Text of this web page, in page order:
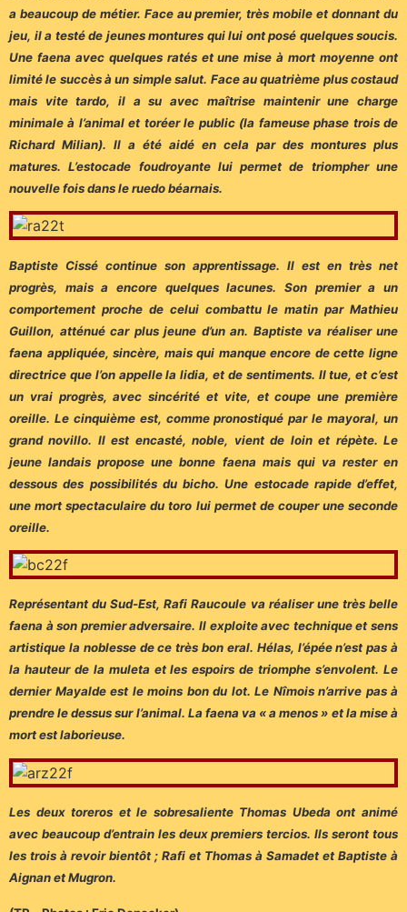
a beaucoup de métier. Face au premier, très mobile et donnant du
jeu, il a testé de jeunes montures qui lui ont posé quelques soucis.
Une faena avec quelques ratés et une mise à mort moyenne ont
limité le succès à un simple salut. Face au quatrième plus costaud
mais vite tardo, il a su avec maîtrise maintenir une charge
minimale à l’animal et toréer le public (la fameuse phase trois de
Richard Milian). Il a été aidé en cela par des montures plus
matures. L’estocade foudroyante lui permet de triompher une
nouvelle fois dans le ruedo béarnais.
Baptiste Cissé continue son apprentissage. Il est en très net
progrès, mais a encore quelques lacunes. Son premier a un
comportement proche de celui combattu le matin par Mathieu
Guillon, atténué car plus jeune d’un an. Baptiste va réaliser une
faena appliquée, sincère, mais qui manque encore de cette ligne
directrice que l’on appelle la lidia, et de sentiments. Il tue, et c’est
un vrai progrès, avec sincérité et vite, et coupe une première
oreille. Le cinquième est, comme pronostiqué par le mayoral, un
grand novillo. Il est encasté, noble, vient de loin et répète. Le
jeune landais propose une bonne faena mais qui va rester en
dessous des possibilités du bicho. Une estocade rapide d’effet,
une mort spectaculaire du toro lui permet de couper une seconde
oreille.
Représentant du Sud-Est, Rafi Raucoule va réaliser une très belle
faena à son premier adversaire. Il exploite avec technique et sens
artistique la noblesse de ce très bon eral. Hélas, l’épée n’est pas à
la hauteur de la muleta et les espoirs de triomphe s’envolent. Le
dernier Mayalde est le moins bon du lot. Le Nîmois n’arrive pas à
prendre le dessus sur l’animal. La faena va « a menos » et la mise à
mort est laborieuse.
Les deux toreros et le sobresaliente Thomas Ubeda ont animé
avec beaucoup d’entrain les deux premiers tercios. Ils seront tous
les trois à revoir bientôt ; Rafi et Thomas à Samadet et Baptiste à
Aignan et Mugron.